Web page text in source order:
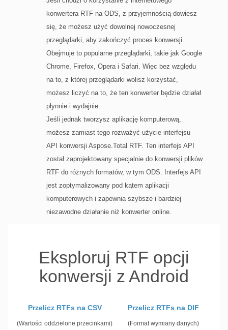
konwertera RTF na ODS, z przyjemnością dowiesz
się, że możesz użyć dowolnej nowoczesnej
przeglądarki, aby zakończyć proces konwersji.
Obejmuje to popularne przeglądarki, takie jak Google
Chrome, Firefox, Opera i Safari. Więc bez względu
na to, z której przeglądarki wolisz korzystać,
możesz liczyć na to, że ten konwerter będzie działał
płynnie i wydajnie.
Jeśli jednak tworzysz aplikację komputerową,
możesz zamiast tego rozważyć użycie interfejsu
API konwersji Aspose.Total RTF. Ten interfejs API
został zaprojektowany specjalnie do konwersji plików
RTF do różnych formatów, w tym ODS. Interfejs API
jest zoptymalizowany pod kątem aplikacji
komputerowych i zapewnia szybsze i bardziej
niezawodne działanie niż konwerter online.
Eksploruj RTF opcji
konwersji z Android
Przelicz RTFs na CSV
(Wartości oddzielone przecinkami)
Przelicz RTFs na DIF
(Format wymiany danych)